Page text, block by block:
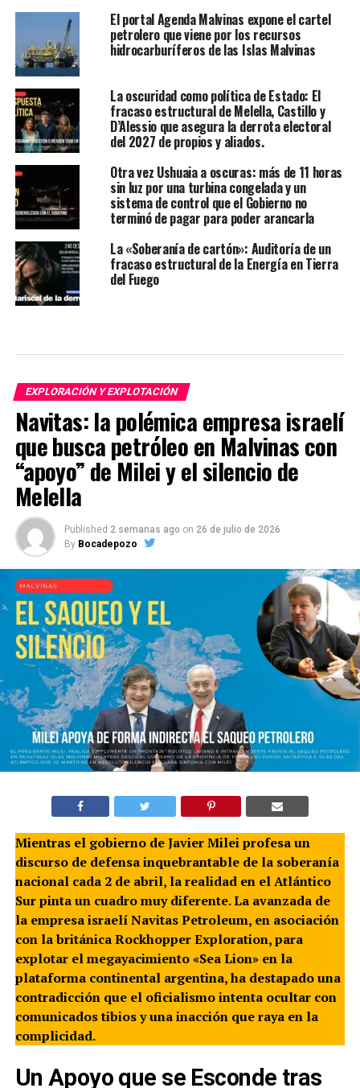
El portal Agenda Malvinas expone el cartel
petrolero que viene por los recursos
hidrocarburíferos de las Islas Malvinas
La oscuridad como política de Estado: El
fracaso estructural de Melella, Castillo y
D’Alessio que asegura la derrota electoral
del 2027 de propios y aliados.
Otra vez Ushuaia a oscuras: más de 11 horas
sin luz por una turbina congelada y un
sistema de control que el Gobierno no
terminó de pagar para poder arancarla
La «Soberanía de cartón»: Auditoría de un
fracaso estructural de la Energía en Tierra
del Fuego
EXPLORACIÓN Y EXPLOTACIÓN
Navitas: la polémica empresa israelí
que busca petróleo en Malvinas con
“apoyo” de Milei y el silencio de
Melella
Published 2 semanas ago on 26 de julio de 2026
By Bocadepozo
Mientras el gobierno de Javier Milei profesa un
discurso de defensa inquebrantable de la soberanía
nacional cada 2 de abril, la realidad en el Atlántico
Sur pinta un cuadro muy diferente. La avanzada de
la empresa israelí Navitas Petroleum, en asociación
con la británica Rockhopper Exploration, para
explotar el megayacimiento «Sea Lion» en la
plataforma continental argentina, ha destapado una
contradicción que el oficialismo intenta ocultar con
comunicados tibios y una inacción que raya en la
complicidad.
Un Apoyo que se Esconde tras